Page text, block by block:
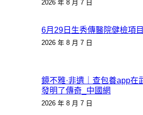
2026 年 8 月 7 日
6月29日生秀傳醫院健檢項
2026 年 8 月 7 日
鏡不雅·非遺｜查包養app在
發明了傳奇_中國網
2026 年 8 月 7 日